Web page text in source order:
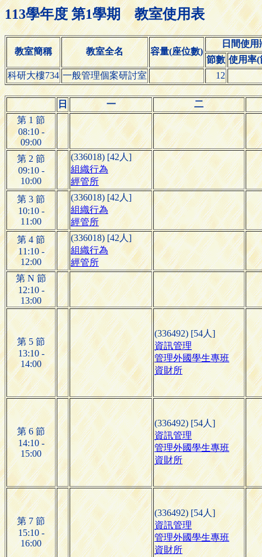
113學年度 第1學期 教室使用表
教室簡稱 教室全名 容量(座位數)
日間使用
節數 使用率(
科研大樓734 一般管理個案研討室 12
日 一
二
第 1 節
08:10 -
09:00
第 2 節
09:10 -
10:00
(336018) [42人]
組織行為
經管所
第 3 節
10:10 -
11:00
(336018) [42人]
組織行為
經管所
第 4 節
11:10 -
12:00
(336018) [42人]
組織行為
經管所
第 N 節
12:10 -
13:00
第 5 節
13:10 -
14:00
(336492) [54人]
資訊管理
管理外國學生專班
資財所
第 6 節
14:10 -
15:00
(336492) [54人]
資訊管理
管理外國學生專班
資財所
第 7 節
15:10 -
16:00
(336492) [54人]
資訊管理
管理外國學生專班
資財所